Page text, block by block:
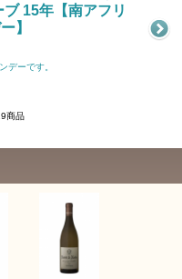
15年【南アフリ
】
デーです。
商品